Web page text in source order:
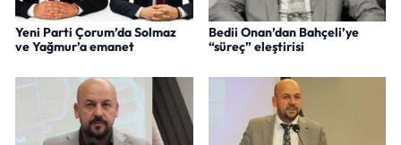
Yeni Parti Çorum’da Solmaz
ve Yağmur’a emanet
Bedii Onan’dan Bahçeli’ye
“süreç” eleştirisi